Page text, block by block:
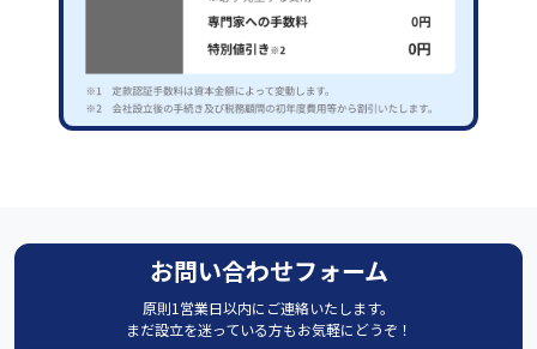
お問い合わせフォーム
原則1営業日以内にご連絡いたします。
まだ設立を迷っている方もお気軽にどうぞ！